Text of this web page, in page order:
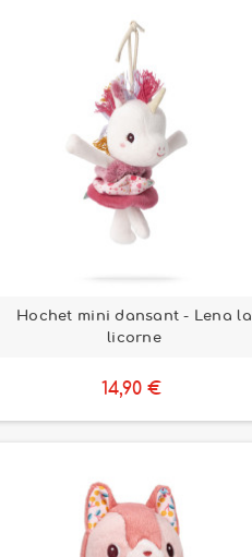
Hochet mini dansant - Lena la
licorne
14,90 €